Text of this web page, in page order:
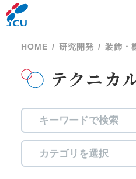
HOME 研究開発 装飾・
テクニカ